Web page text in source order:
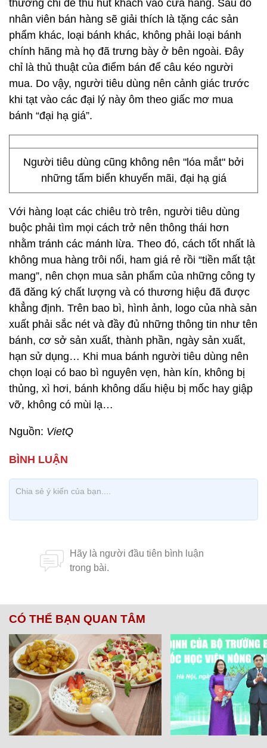
thường chỉ để thu hút khách vào cửa hàng. Sau đó
nhân viên bán hàng sẽ giải thích là tặng các sản
phẩm khác, loại bánh khác, không phải loại bánh
chính hãng mà họ đã trưng bày ở bên ngoài. Đây
chỉ là thủ thuật của điểm bán để câu kéo người
mua. Do vậy, người tiêu dùng nên cảnh giác trước
khi tạt vào các đại lý này ôm theo giấc mơ mua
bánh “đại hạ giá”.
Người tiêu dùng cũng không nên "lóa mắt" bởi
những tấm biển khuyến mãi, đại hạ giá
Với hàng loạt các chiêu trò trên, người tiêu dùng
buộc phải tìm mọi cách trở nên thông thái hơn
nhằm tránh các mánh lừa. Theo đó, cách tốt nhất là
không mua hàng trôi nổi, ham giá rẻ rồi “tiền mất tật
mang”, nên chọn mua sản phẩm của những công ty
đã đăng ký chất lượng và có thương hiệu đã được
khẳng định. Trên bao bì, hình ảnh, logo của nhà sản
xuất phải sắc nét và đầy đủ những thông tin như tên
bánh, cơ sở sản xuất, thành phần, ngày sản xuất,
hạn sử dụng… Khi mua bánh người tiêu dùng nên
chọn loại có bao bì nguyên vẹn, hàn kín, không bị
thủng, xì hơi, bánh không dấu hiệu bị mốc hay giập
vỡ, không có mùi lạ…
Nguồn: VietQ
CÓ THỂ BẠN QUAN TÂM